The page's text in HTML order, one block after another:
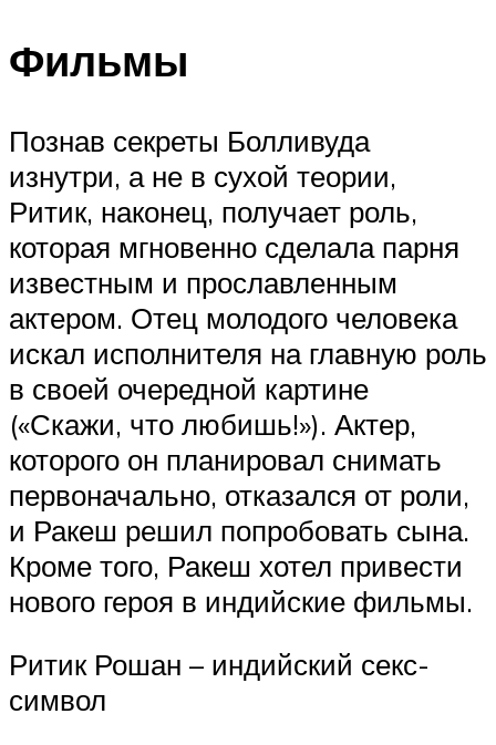
Фильмы
Познав секреты Болливуда
изнутри, а не в сухой теории,
Ритик, наконец, получает роль,
которая мгновенно сделала парня
известным и прославленным
актером. Отец молодого человека
искал исполнителя на главную роль
в своей очередной картине
(«Скажи, что любишь!»). Актер,
которого он планировал снимать
первоначально, отказался от роли,
и Ракеш решил попробовать сына.
Кроме того, Ракеш хотел привести
нового героя в индийские фильмы.
Ритик Рошан – индийский секс-
символ